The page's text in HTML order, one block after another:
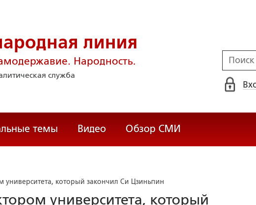
линия
Народность.
служба
темы Видео Обзор СМИ
университета, который закончил Си Цзиньпин
университета, который